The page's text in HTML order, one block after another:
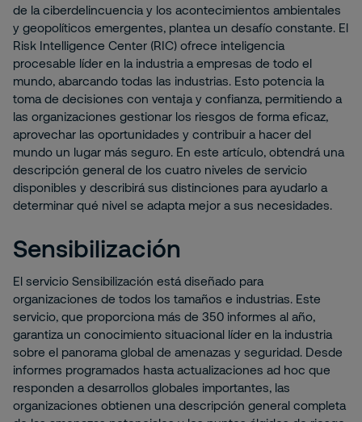
de la ciberdelincuencia y los acontecimientos ambientales
y geopolíticos emergentes, plantea un desafío constante. El
Risk Intelligence Center (RIC) ofrece inteligencia
procesable líder en la industria a empresas de todo el
mundo, abarcando todas las industrias. Esto potencia la
toma de decisiones con ventaja y confianza, permitiendo a
las organizaciones gestionar los riesgos de forma eficaz,
aprovechar las oportunidades y contribuir a hacer del
mundo un lugar más seguro. En este artículo, obtendrá una
descripción general de los cuatro niveles de servicio
disponibles y describirá sus distinciones para ayudarlo a
determinar qué nivel se adapta mejor a sus necesidades.
Sensibilización
El servicio Sensibilización está diseñado para
organizaciones de todos los tamaños e industrias. Este
servicio, que proporciona más de 350 informes al año,
garantiza un conocimiento situacional líder en la industria
sobre el panorama global de amenazas y seguridad. Desde
informes programados hasta actualizaciones ad hoc que
responden a desarrollos globales importantes, las
organizaciones obtienen una descripción general completa